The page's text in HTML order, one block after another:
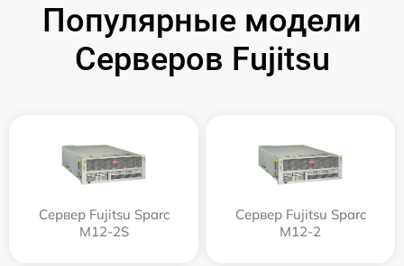
Популярные модели
Серверов Fujitsu
Сервер Fujitsu Sparc
M12-2S
Сервер Fujitsu Sparc
M12-2